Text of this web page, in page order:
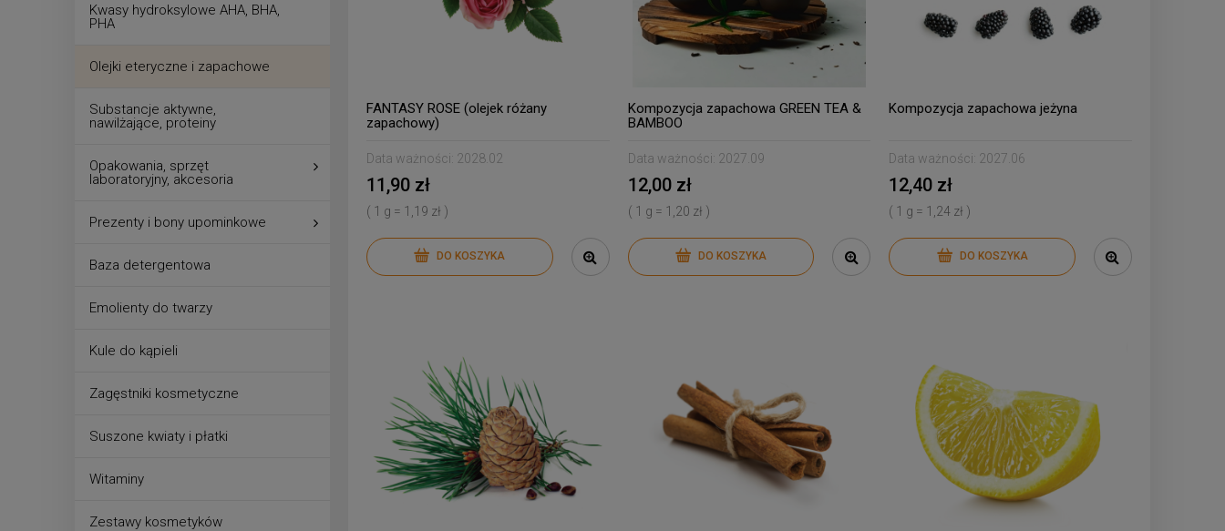
Kwasy hydroksylowe AHA, BHA,
PHA
Olejki eteryczne i zapachowe
Substancje aktywne,
nawilżające, proteiny
Opakowania, sprzęt
laboratoryjny, akcesoria
Prezenty i bony upominkowe
Baza detergentowa
Emolienty do twarzy
Kule do kąpieli
Zagęstniki kosmetyczne
Suszone kwiaty i płatki
Witaminy
Zestawy kosmetyków
FANTASY ROSE (olejek różany
zapachowy)
Data ważności: 2028.02
11,90 zł
( 1 g = 1,19 zł )
DO KOSZYKA
Kompozycja zapachowa GREEN TEA &
BAMBOO
Data ważności: 2027.09
12,00 zł
( 1 g = 1,20 zł )
DO KOSZYKA
Kompozycja zapachowa jeżyna
Data ważności: 2027.06
12,40 zł
( 1 g = 1,24 zł )
DO KOSZYKA